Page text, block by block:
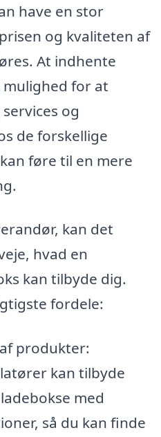
have en stor
og kvaliteten af
At indhente
for at
og
de forskellige
føre til en mere
kan det
hvad en
kan tilbyde dig.
fordele:
produkter:
kan tilbyde
med
så du kan finde